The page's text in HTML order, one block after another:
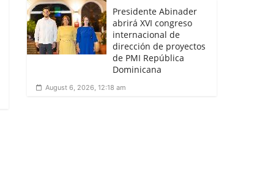
Presidente Abinader
abrirá XVI congreso
internacional de
dirección de proyectos
de PMI República
Dominicana
August 6, 2026, 12:18 am